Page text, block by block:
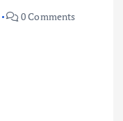
0 Comments